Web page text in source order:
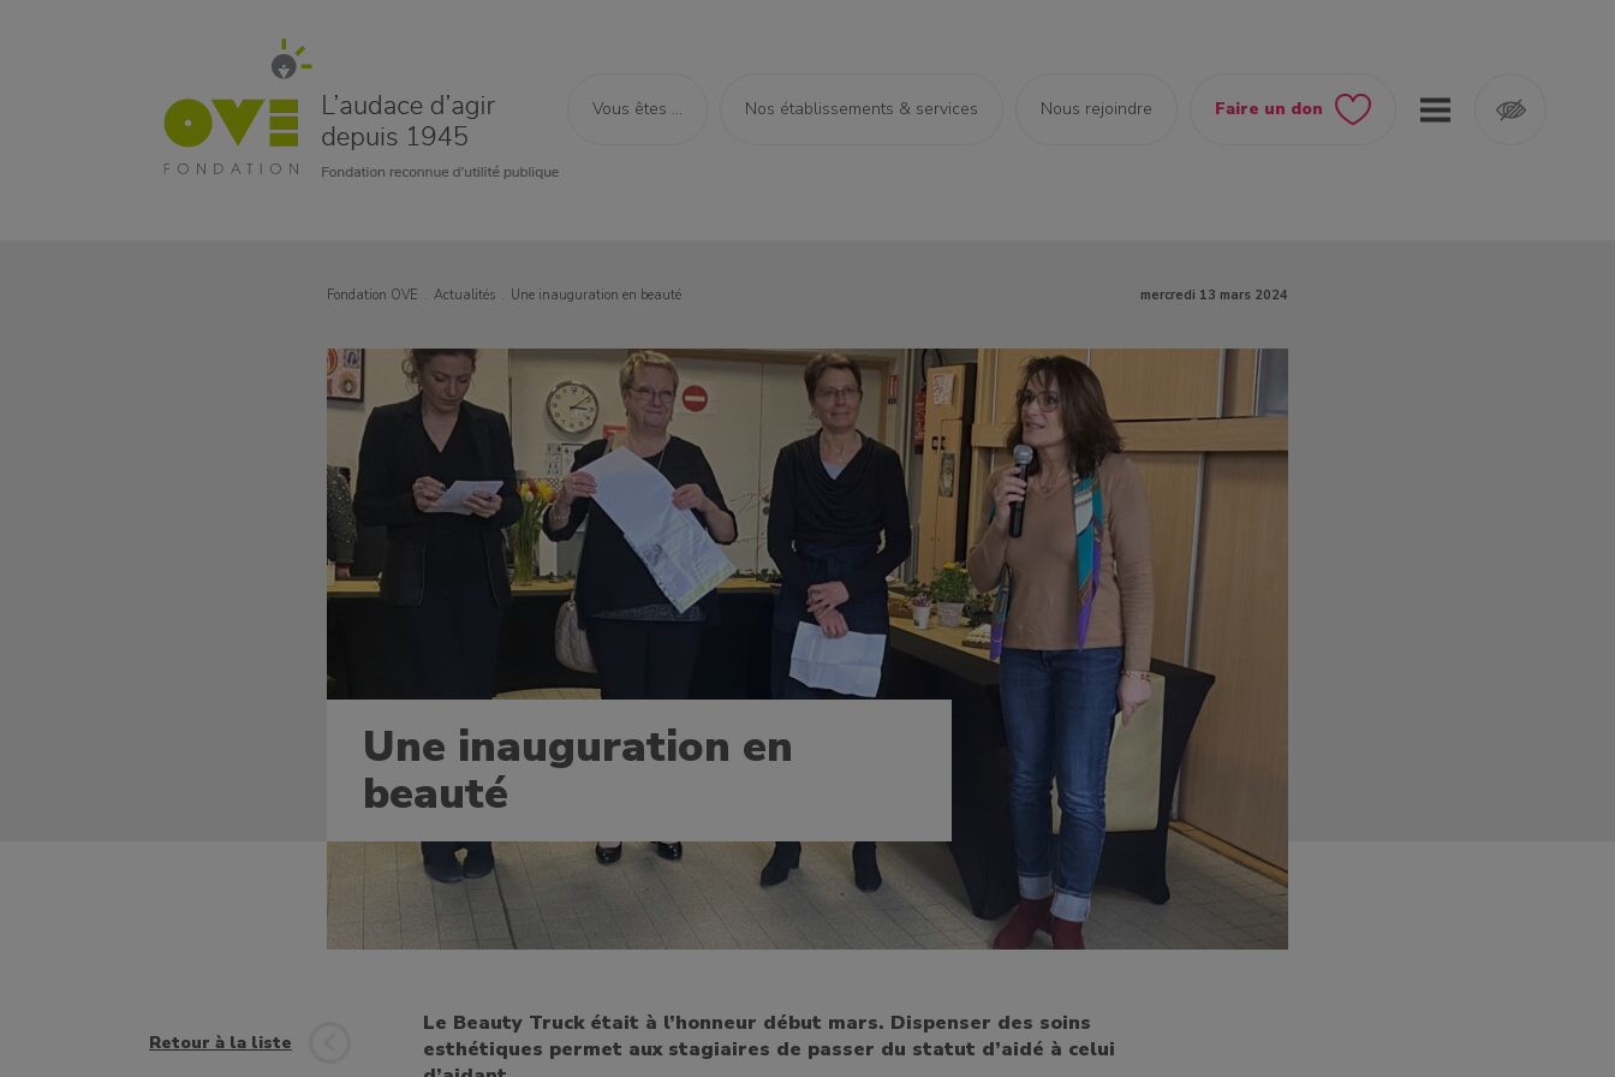
Vous êtes ... Nos établissements & services Nous rejoindre Faire un don
Fondation OVE Actualités Une inauguration en beauté mercredi 13 mars 2024
Une inauguration en
beauté
Retour à la liste
Le Beauty Truck était à l’honneur début mars. Dispenser des soins
esthétiques permet aux stagiaires de passer du statut d’aidé à celui